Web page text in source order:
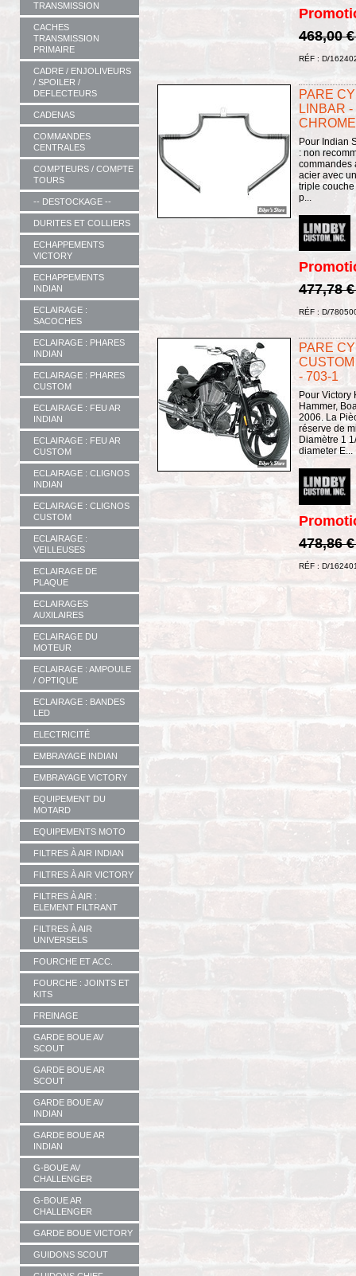
TRANSMISSION
CACHES
TRANSMISSION
PRIMAIRE
CADRE / ENJOLIVEURS
/ SPOILER /
DEFLECTEURS
CADENAS
COMMANDES
CENTRALES
COMPTEURS / COMPTE
TOURS
-- DESTOCKAGE --
DURITES ET COLLIERS
ECHAPPEMENTS
VICTORY
ECHAPPEMENTS
INDIAN
ECLAIRAGE :
SACOCHES
ECLAIRAGE : PHARES
INDIAN
ECLAIRAGE : PHARES
CUSTOM
ECLAIRAGE : FEU AR
INDIAN
ECLAIRAGE : FEU AR
CUSTOM
ECLAIRAGE : CLIGNOS
INDIAN
ECLAIRAGE : CLIGNOS
CUSTOM
ECLAIRAGE :
VEILLEUSES
ECLAIRAGE DE
PLAQUE
ECLAIRAGES
AUXILAIRES
ECLAIRAGE DU
MOTEUR
ECLAIRAGE : AMPOULE
/ OPTIQUE
ECLAIRAGE : BANDES
LED
ELECTRICITÉ
EMBRAYAGE INDIAN
EMBRAYAGE VICTORY
EQUIPEMENT DU
MOTARD
EQUIPEMENTS MOTO
FILTRES À AIR INDIAN
FILTRES À AIR VICTORY
FILTRES À AIR :
ELEMENT FILTRANT
FILTRES À AIR
UNIVERSELS
FOURCHE ET ACC.
FOURCHE : JOINTS ET
KITS
FREINAGE
GARDE BOUE AV
SCOUT
GARDE BOUE AR
SCOUT
GARDE BOUE AV
INDIAN
GARDE BOUE AR
INDIAN
G-BOUE AV
CHALLENGER
G-BOUE AR
CHALLENGER
GARDE BOUE VICTORY
GUIDONS SCOUT
468,00
RÉF : D/
PARE
LINBAR
CHROME
Pour Indian
: non
commandes
acier avec
triple
p...
477,78
RÉF : D/
PARE
- 703-1
Pour Victory
Hammer,
2006. La
réserve de
Diamètre 1
diameter E...
478,86
RÉF : D/